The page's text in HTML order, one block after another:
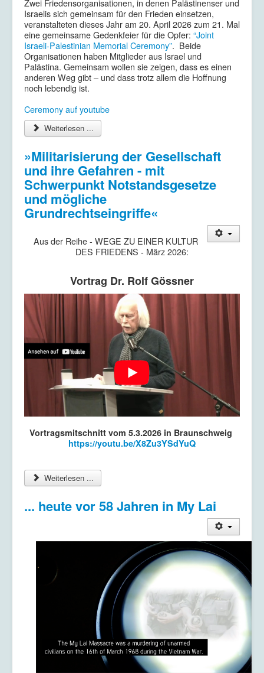
Zwei Friedensorganisationen, in denen Palästinenser und
Israelis sich gemeinsam für den Frieden einsetzen,
veranstalteten dieses Jahr am 20. April 2026 zum 21. Mal
eine gemeinsame Gedenkfeier für die Opfer: “Joint
Israeli-Palestinian Memorial Ceremony”. Beide
Organisationen haben Mitglieder aus Israel und
Palästina. Gemeinsam wollen sie zeigen, dass es einen
anderen Weg gibt – und dass trotz allem die Hoffnung
noch lebendig ist.
Ceremony auf youtube
Weiterlesen ...
»Militarisierung der Gesellschaft
und ihre Gefahren - mit
Schwerpunkt Notstandsgesetze
und mögliche
Grundrechtseingriffe«
Aus der Reihe - WEGE ZU EINER KULTUR
DES FRIEDENS - März 2026:
Vortrag Dr. Rolf Gössner
Vortragsmitschnitt vom 5.3.2026 in Braunschweig
https://youtu.be/X8Zu3YSdYuQ
Weiterlesen ...
... heute vor 58 Jahren in My Lai